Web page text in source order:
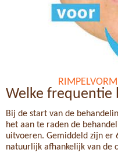
Welke frequentie
Bij de start van de
het aan te raden de
uitvoeren. Gemiddeld zijn er
natuurlijk afhankelijk van de